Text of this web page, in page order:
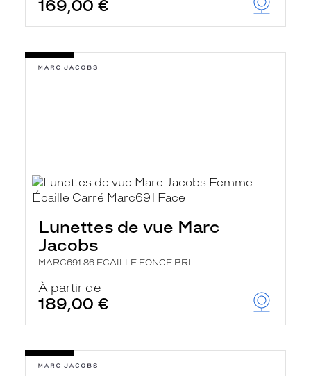
169,00 €
Lunettes de vue Marc
Jacobs
MARC691 86 ECAILLE FONCE BRI
À partir de
189,00 €